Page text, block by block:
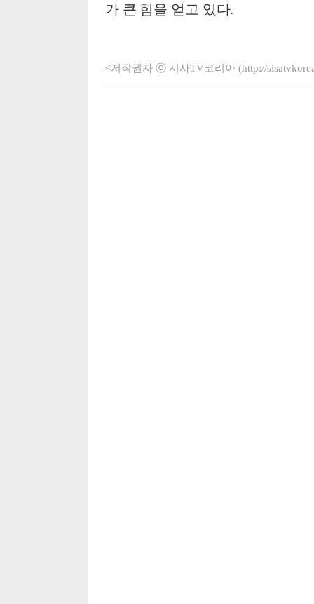
가 큰 힘을 얻고 있다.
<저작권자 ⓒ 시사TV코리아 (http://